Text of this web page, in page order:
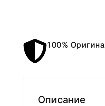
100%
Описание